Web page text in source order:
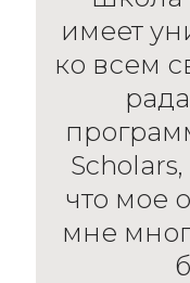
имеет
ко всем
что мое
мне